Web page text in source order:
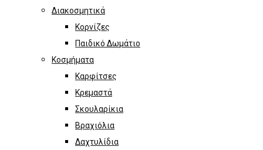
Διακοσμητικά
Κορνίζες
Παιδικό Δωμάτιο
Κοσμήματα
Καρφίτσες
Κρεμαστά
Σκουλαρίκια
Βραχιόλια
Δαχτυλίδια